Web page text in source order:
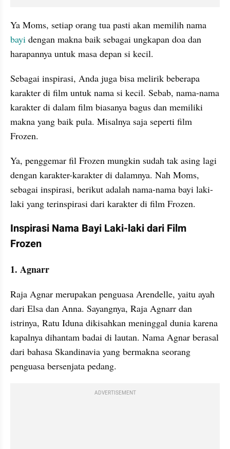
bayi dengan makna baik sebagai ungkapan doa dan
harapannya untuk masa depan si kecil.
Sebagai inspirasi, Anda juga bisa melirik beberapa
karakter di film untuk nama si kecil. Sebab, nama-nama
karakter di dalam film biasanya bagus dan memiliki
makna yang baik pula. Misalnya saja seperti film
Frozen.
Ya, penggemar fil Frozen mungkin sudah tak asing lagi
dengan karakter-karakter di dalamnya. Nah Moms,
sebagai inspirasi, berikut adalah nama-nama bayi laki-
laki yang terinspirasi dari karakter di film Frozen.
Inspirasi Nama Bayi Laki-laki dari Film
Frozen
1. Agnarr
Raja Agnar merupakan penguasa Arendelle, yaitu ayah
dari Elsa dan Anna. Sayangnya, Raja Agnarr dan
istrinya, Ratu Iduna dikisahkan meninggal dunia karena
kapalnya dihantam badai di lautan. Nama Agnar berasal
dari bahasa Skandinavia yang bermakna seorang
penguasa bersenjata pedang.
ADVERTISEMENT